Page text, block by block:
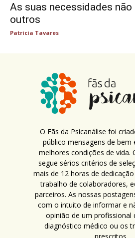
As suas necessidades
outros
Patricia Tavares
O Fãs da Psicanálise foi
público mensagens de bem
melhores condições de vida.
segue sérios critérios de
mais de 12 horas de
trabalho de colaboradores,
parceiros. As nossas
com o intuito de informar e
opinião de um profissional
diagnóstico médico ou os